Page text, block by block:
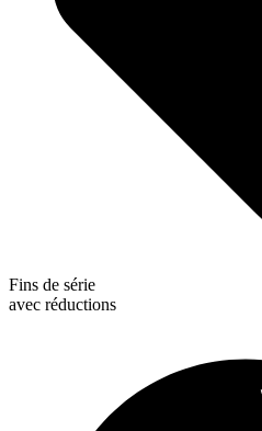
Fins de série
avec réductions